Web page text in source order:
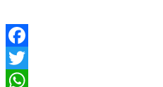
Facebook
Twitter